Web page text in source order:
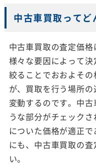
中古車買取ってど
中古車買取の査定価
様々な要因によって
絞ることでおおよそ
が、買取を行う場所
変動するのです。中
うな部分がチェック
についた価格が適正
にも、中古車買取の
い。